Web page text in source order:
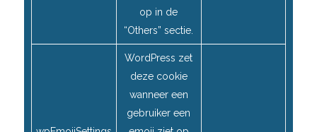
op in de
“Others” sectie.
WordPress zet
deze cookie
wanneer een
gebruiker een